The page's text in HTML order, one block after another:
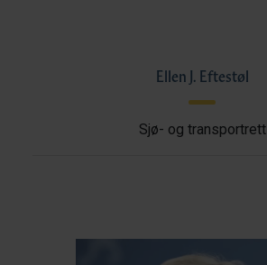
Ellen J. Eftestøl
Sjø- og transportrett